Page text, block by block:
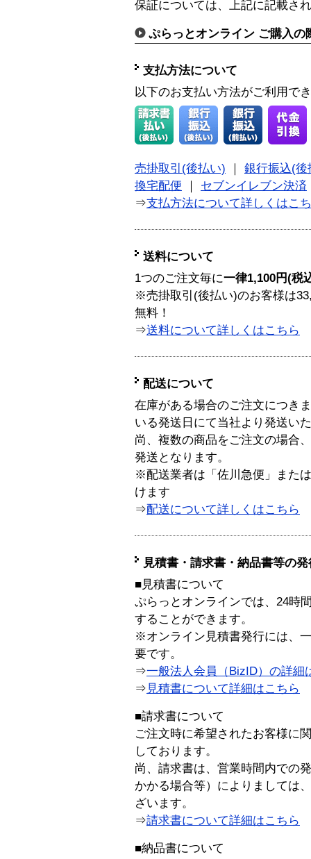
保証については、上記に記載さ
ぷらっとオンライン ご購入の
支払方法について
以下のお支払い方法がご利用で
売掛取引(後払い)
銀行振込(後
換宅配便
セブンイレブン決済
⇒支払方法について詳しくはこ
送料について
1つのご注文毎に一律1,100円(税
※売掛取引(後払い)のお客様は
無料！
⇒送料について詳しくはこちら
配送について
在庫がある場合のご注文につき
いる発送日にて当社より発送い
尚、複数の商品をご注文の場合
発送となります。
※配送業者は「佐川急便」また
けます
⇒配送について詳しくはこちら
見積書・請求書・納品書等の
■見積書について
ぷらっとオンラインでは、24時
することができます。
※オンライン見積書発行には、
要です。
⇒一般法人会員（BizID）の詳細
⇒ 見積書について詳細はこちら
■請求書について
ご注文時に希望されたお客様に
しております。
尚、請求書は、営業時間内での
かかる場合等）によりましては
ざいます。
⇒請求書について詳細はこちら
■納品書について